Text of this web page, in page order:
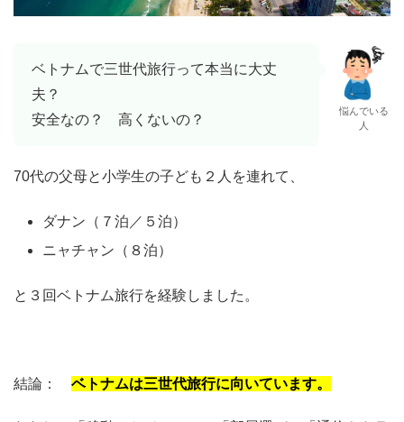
ベトナムで三世代旅行って本当に大丈
夫？
安全なの？ 高くないの？
悩んでいる
人
70代の父母と小学生の子ども２人を連れて、
ダナン（７泊／５泊）
ニャチャン（８泊）
と３回ベトナム旅行を経験しました。
結論： ベトナムは三世代旅行に向いています。